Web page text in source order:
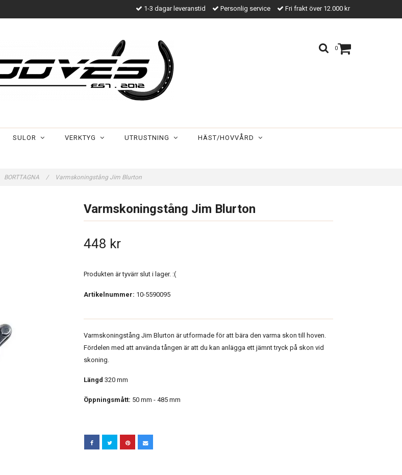
1-3 dagar leveranstid Personlig service Fri frakt över 12.000 kr
0
SULOR VERKTYG UTRUSTNING HÄST/HOVVÅRD
BORTTAGNA / Varmskoningstång Jim Blurton
Varmskoningstång Jim Blurton
448 kr
Produkten är tyvärr slut i lager. :(
Artikelnummer: 10-5590095
Varmskoningstång Jim Blurton är utformade för att bära den varma skon till hoven.
Fördelen med att använda tången är att du kan anlägga ett jämnt tryck på skon vid
skoning.
Längd 320 mm
Öppningsmått: 50 mm - 485 mm